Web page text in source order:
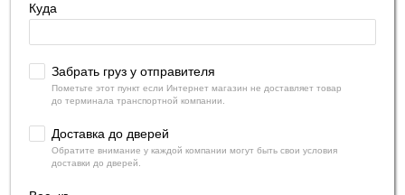
Куда
Забрать груз у отправителя
Пометьте этот пункт если Интернет магазин не доставляет товар
до терминала транспортной компании.
Доставка до дверей
Обратите внимание у каждой компании могут быть свои условия
доставки до дверей.